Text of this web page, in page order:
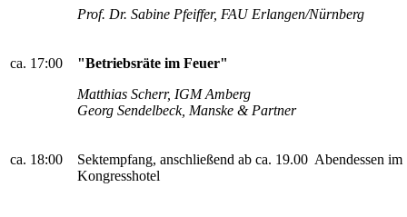
Prof. Dr. Sabine Pfeiffer, FAU Erlangen/Nürnberg
ca. 17:00
"Betriebsräte im Feuer"
Matthias Scherr, IGM Amberg
Georg Sendelbeck, Manske & Partner
ca. 18:00
Sektempfang, anschließend ab ca. 19.00 Abendessen im
Kongresshotel